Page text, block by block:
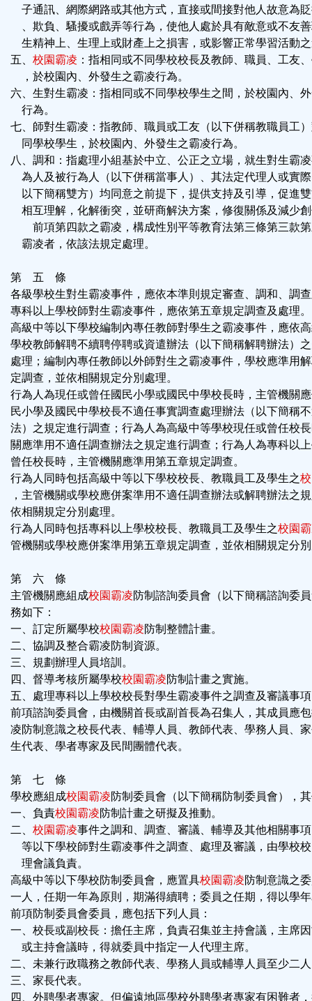
子通訊、網際網路或其他方式，直接或間接對他人故意為
、欺負、騷擾或戲弄等行為，使他人處於具有敵意或不友
生精神上、生理上或財產上之損害，或影響正常學習活動
五、 校園霸凌 ：指相同或不同學校校長及教師、職員、工友
，於校園內、外發生之霸凌行為。
六、生對生霸凌：指相同或不同學校學生之間，於校園內、
行為。
七、師對生霸凌：指教師、職員或工友（以下併稱教職員工
同學校學生，於校園內、外發生之霸凌行為。
八、調和：指處理小組基於中立、公正之立場，就生對生霸
為人及被行為人（以下併稱當事人）、其法定代理人或實
以下簡稱雙方）均同意之前提下，提供支持及引導，促進
相互理解，化解衝突，並研商解決方案，修復關係及減少
前項第四款之霸凌，構成性別平等教育法第三條第三款第
霸凌者，依該法規定處理。
第 五 條
各級學校生對生霸凌事件，應依本準則規定審查、調和、調
專科以上學校師對生霸凌事件，應依第五章規定調查及處理。
高級中等以下學校編制內專任教師對學生之霸凌事件，應依
學校教師解聘不續聘停聘或資遣辦法（以下簡稱解聘辦法）
處理；編制內專任教師以外師對生之霸凌事件，學校應準用
定調查，並依相關規定分別處理。
行為人為現任或曾任國民小學或國民中學校長時，主管機關
民小學及國民中學校長不適任事實調查處理辦法（以下簡稱
法）之規定進行調查；行為人為高級中等學校現任或曾任校
關應準用不適任調查辦法之規定進行調查；行為人為專科以
曾任校長時，主管機關應準用第五章規定調查。
行為人同時包括高級中等以下學校校長、教職員工及學生之
，主管機關或學校應併案準用不適任調查辦法或解聘辦法之
依相關規定分別處理。
行為人同時包括專科以上學校校長、教職員工及學生之校園
管機關或學校應併案準用第五章規定調查，並依相關規定分
第 六 條
主管機關應組成校園霸凌防制諮詢委員會（以下簡稱諮詢委
務如下：
一、訂定所屬學校校園霸凌防制整體計畫。
二、協調及整合霸凌防制資源。
三、規劃辦理人員培訓。
四、督導考核所屬學校校園霸凌防制計畫之實施。
五、處理專科以上學校校長對學生霸凌事件之調查及審議事
前項諮詢委員會，由機關首長或副首長為召集人，其成員應
凌防制意識之校長代表、輔導人員、教師代表、學務人員、
生代表、學者專家及民間團體代表。
第 七 條
學校應組成校園霸凌防制委員會（以下簡稱防制委員會），
一、負責校園霸凌防制計畫之研擬及推動。
二、 校園霸凌事件之調和、調查、審議、輔導及其他相關事
等以下學校師對生霸凌事件之調查、處理及審議，由學校
理會議負責。
高級中等以下學校防制委員會，應置具校園霸凌防制意識之
一人，任期一年為原則，期滿得續聘；委員之任期，得以學
前項防制委員會委員，應包括下列人員：
一、校長或副校長：擔任主席，負責召集並主持會議，主席
或主持會議時，得就委員中指定一人代理主席。
二、未兼行政職務之教師代表、學務人員或輔導人員至少二
三、家長代表。
四、外聘學者專家。但偏遠地區學校外聘學者專家有困難者